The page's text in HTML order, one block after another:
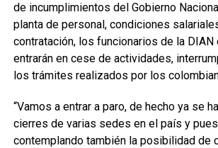
de incumplimientos del Gobierno
planta de personal, condiciones
contratación, los funcionarios de la
entrarán en cese de actividades,
los trámites realizados por los
“Vamos a entrar a paro, de hecho ya se
cierres de varias sedes en el país y
contemplando también la posibilidad de